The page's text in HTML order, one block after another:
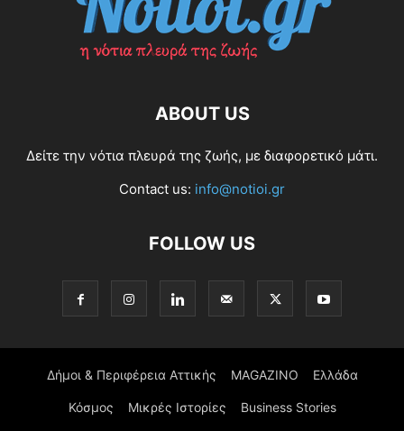
ABOUT US
Δείτε την νότια πλευρά της ζωής, με διαφορετικό μάτι.
Contact us: info@notioi.gr
FOLLOW US
Δήμοι & Περιφέρεια Αττικής MAGAZINO Ελλάδα
Κόσμος Μικρές Ιστορίες Business Stories